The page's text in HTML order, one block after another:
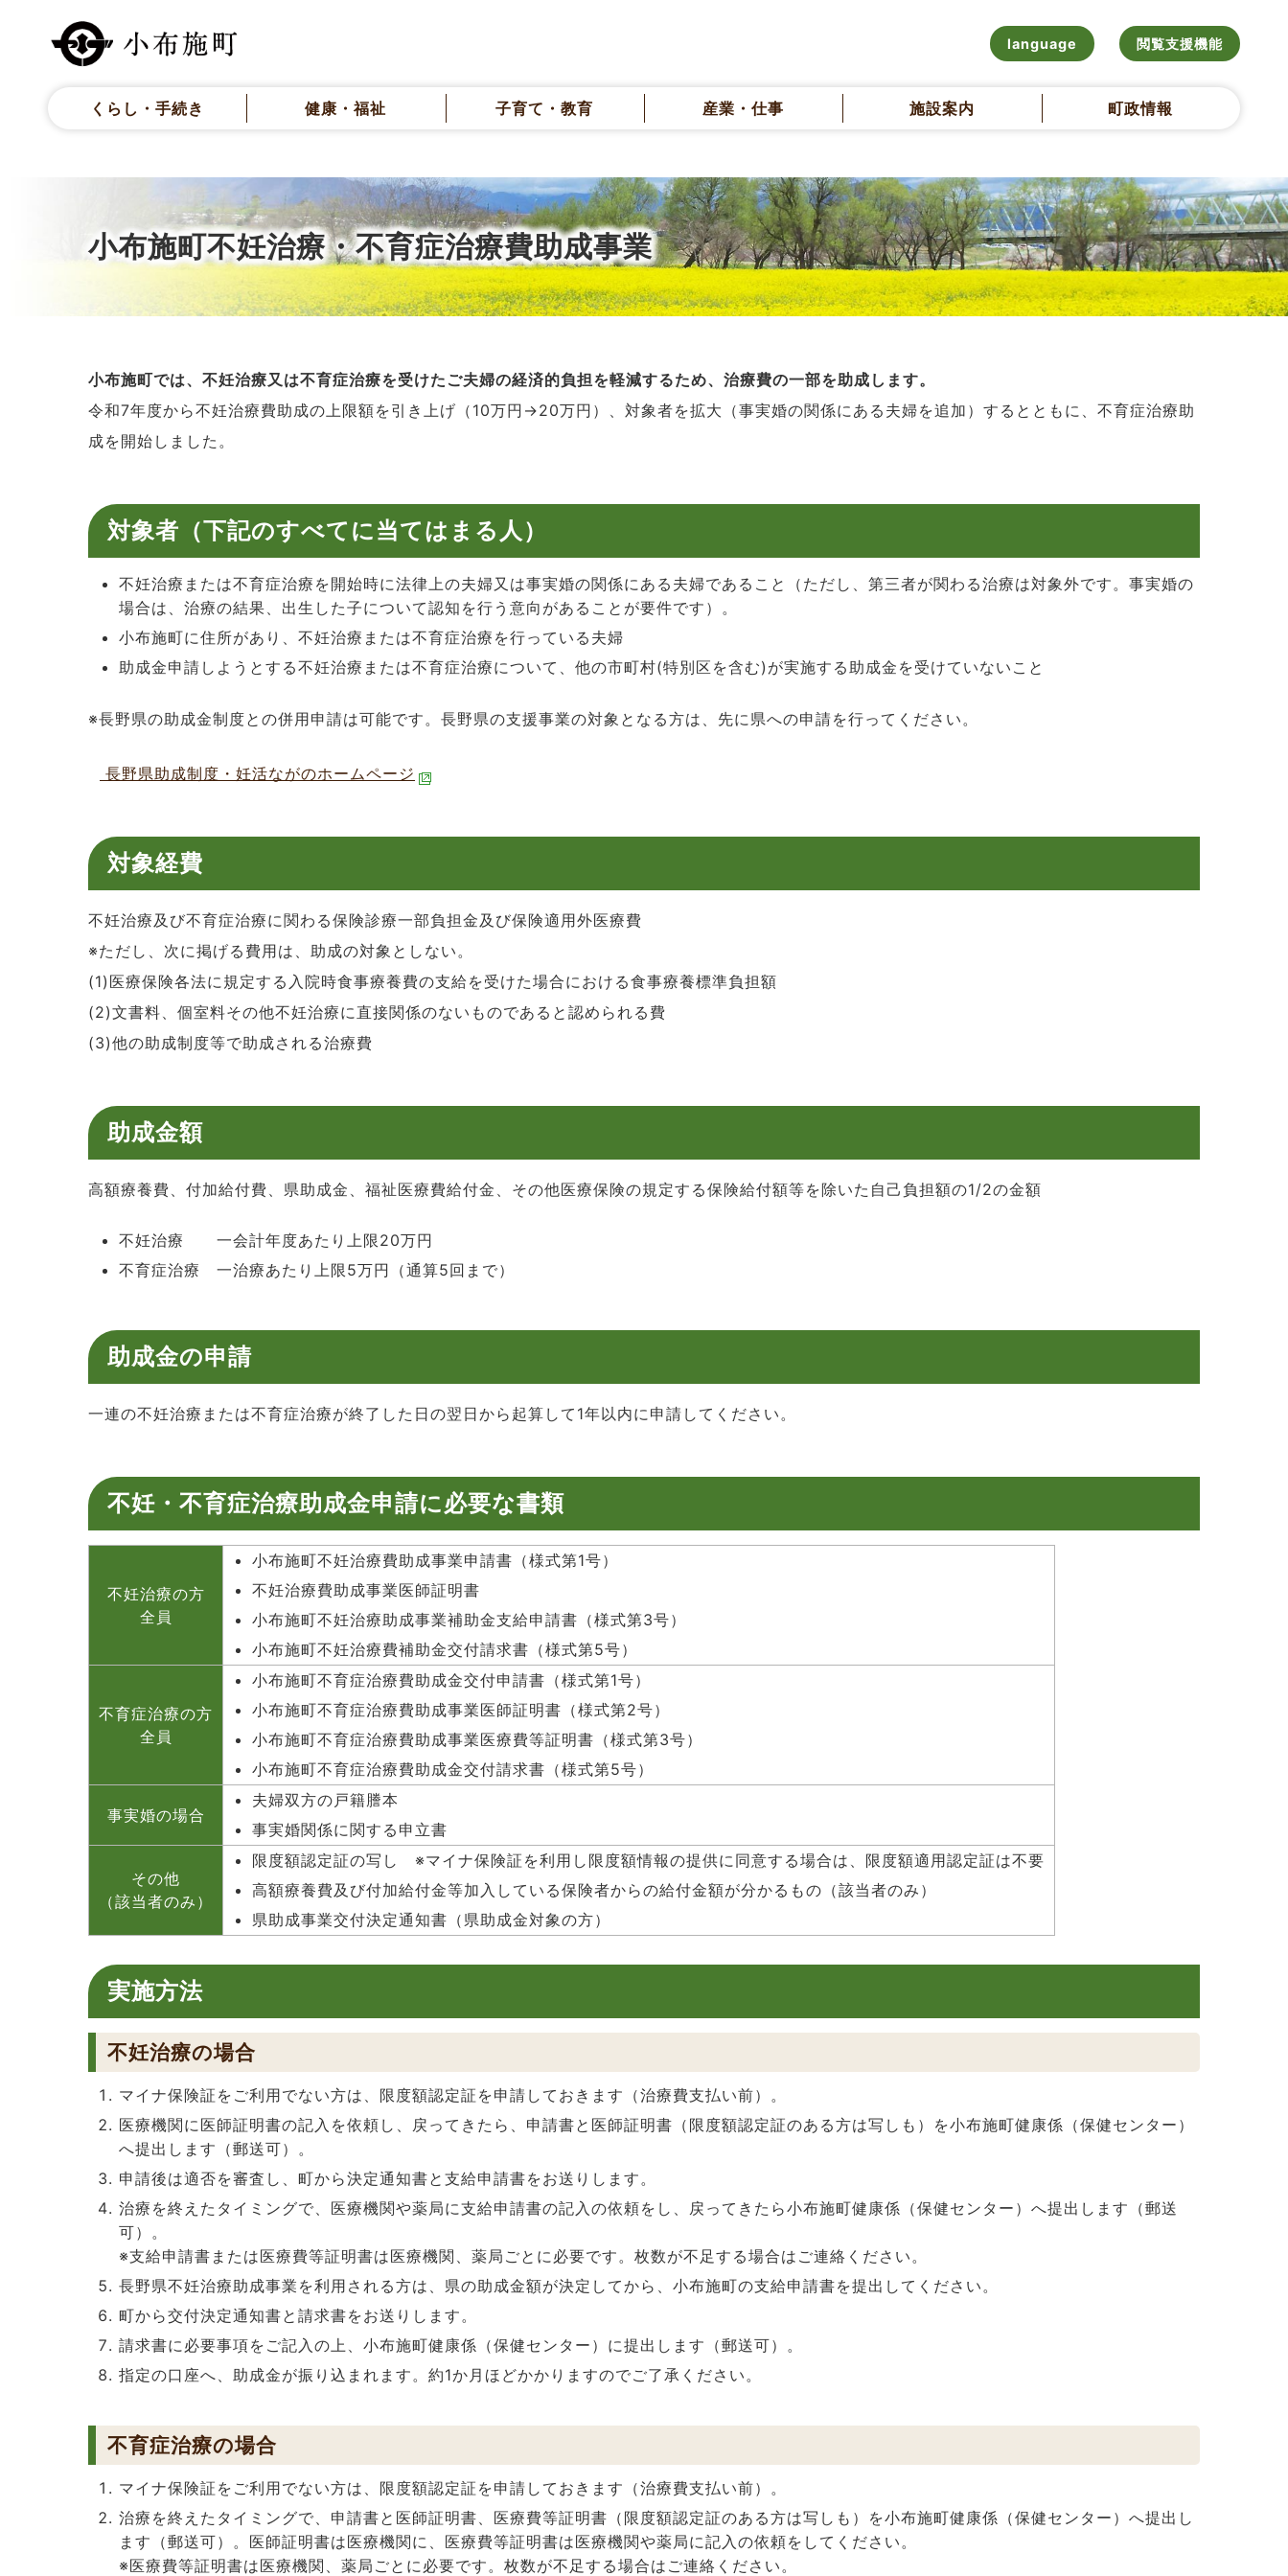
language 閲覧支援機能
くらし・手続き 健康・福祉 子育て・教育 産業・仕事 施設案内 町政情報
小布施町不妊治療・不育症治療費助成事業
小布施町では、不妊治療又は不育症治療を受けたご夫婦の経済的負担を軽減するため、治療費の一部を助成します。
令和7年度から不妊治療費助成の上限額を引き上げ（10万円→20万円）、対象者を拡大（事実婚の関係にある夫婦を追加）するとともに、不育症治療助
成を開始しました。
対象者（下記のすべてに当てはまる人）
不妊治療または不育症治療を開始時に法律上の夫婦又は事実婚の関係にある夫婦であること（ただし、第三者が関わる治療は対象外です。事実婚の
場合は、治療の結果、出生した子について認知を行う意向があることが要件です）。
小布施町に住所があり、不妊治療または不育症治療を行っている夫婦
助成金申請しようとする不妊治療または不育症治療について、他の市町村(特別区を含む)が実施する助成金を受けていないこと
※長野県の助成金制度との併用申請は可能です。長野県の支援事業の対象となる方は、先に県への申請を行ってください。
長野県助成制度・妊活ながのホームページ
対象経費
不妊治療及び不育症治療に関わる保険診療一部負担金及び保険適用外医療費
※ただし、次に掲げる費用は、助成の対象としない。
(1)医療保険各法に規定する入院時食事療養費の支給を受けた場合における食事療養標準負担額
(2)文書料、個室料その他不妊治療に直接関係のないものであると認められる費
(3)他の助成制度等で助成される治療費
助成金額
高額療養費、付加給付費、県助成金、福祉医療費給付金、その他医療保険の規定する保険給付額等を除いた自己負担額の1/2の金額
不妊治療 一会計年度あたり上限20万円
不育症治療 一治療あたり上限5万円（通算5回まで）
助成金の申請
一連の不妊治療または不育症治療が終了した日の翌日から起算して1年以内に申請してください。
不妊・不育症治療助成金申請に必要な書類
不妊治療の方
全員
小布施町不妊治療費助成事業申請書（様式第1号）
不妊治療費助成事業医師証明書
小布施町不妊治療助成事業補助金支給申請書（様式第3号）
小布施町不妊治療費補助金交付請求書（様式第5号）
不育症治療の方
全員
小布施町不育症治療費助成金交付申請書（様式第1号）
小布施町不育症治療費助成事業医師証明書（様式第2号）
小布施町不育症治療費助成事業医療費等証明書（様式第3号）
小布施町不育症治療費助成金交付請求書（様式第5号）
事実婚の場合
夫婦双方の戸籍謄本
事実婚関係に関する申立書
その他
（該当者のみ）
限度額認定証の写し ※マイナ保険証を利用し限度額情報の提供に同意する場合は、限度額適用認定証は不要
高額療養費及び付加給付金等加入している保険者からの給付金額が分かるもの（該当者のみ）
県助成事業交付決定通知書（県助成金対象の方）
実施方法
不妊治療の場合
マイナ保険証をご利用でない方は、限度額認定証を申請しておきます（治療費支払い前）。
医療機関に医師証明書の記入を依頼し、戻ってきたら、申請書と医師証明書（限度額認定証のある方は写しも）を小布施町健康係（保健センター）
へ提出します（郵送可）。
申請後は適否を審査し、町から決定通知書と支給申請書をお送りします。
治療を終えたタイミングで、医療機関や薬局に支給申請書の記入の依頼をし、戻ってきたら小布施町健康係（保健センター）へ提出します（郵送
可）。
※支給申請書または医療費等証明書は医療機関、薬局ごとに必要です。枚数が不足する場合はご連絡ください。
長野県不妊治療助成事業を利用される方は、県の助成金額が決定してから、小布施町の支給申請書を提出してください。
町から交付決定通知書と請求書をお送りします。
請求書に必要事項をご記入の上、小布施町健康係（保健センター）に提出します（郵送可）。
指定の口座へ、助成金が振り込まれます。約1か月ほどかかりますのでご了承ください。
不育症治療の場合
マイナ保険証をご利用でない方は、限度額認定証を申請しておきます（治療費支払い前）。
治療を終えたタイミングで、申請書と医師証明書、医療費等証明書（限度額認定証のある方は写しも）を小布施町健康係（保健センター）へ提出し
ます（郵送可）。医師証明書は医療機関に、医療費等証明書は医療機関や薬局に記入の依頼をしてください。
※医療費等証明書は医療機関、薬局ごとに必要です。枚数が不足する場合はご連絡ください。